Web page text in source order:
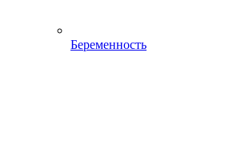
Беременность